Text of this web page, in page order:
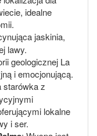
idealne
jaskinia,
lawy.
geologicznej La
i emocjonującą.
starówka z
lokalne
i ser.